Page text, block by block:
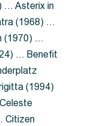
… Asterix in
(1968) …
(1970) …
… Benefit
(1994)
Citizen